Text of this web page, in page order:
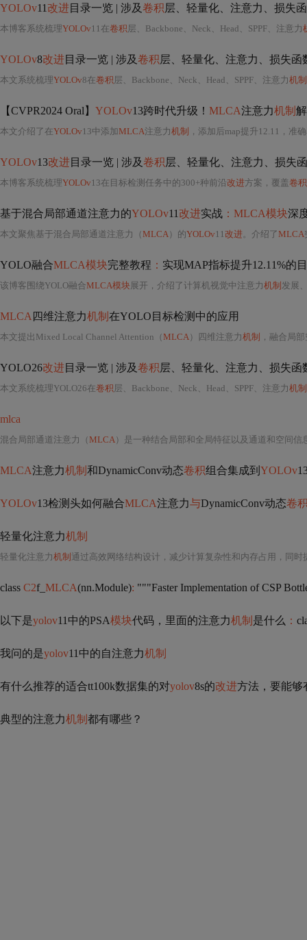
YOLOv11改进 目录一览 | 涉及卷积层、轻量化、注意力、损失函数、
本博客系统梳理YOLOv 11在卷积 层、Backbone、Neck、Head、SPPF、注意力
YOLOv8改进 目录一览 | 涉及卷积层、轻量化、注意力、损失函数、
本文系统梳理YOLOv8在卷积 层、Backbone、Neck、Head、SPPF、注意力机制
【CVPR2024 Oral】 YOLOv13跨时代升级！ MLCA注意力机制
本文介绍了在YOLOv 13中添加MLCA注意力机制 ，添加后map提升12.11，准
YOLOv13改进 目录一览 | 涉及卷积层、轻量化、注意力、损失函数、
本博客系统梳理YOLOv 13在目标检测任务中的300+种前沿改进方案，覆盖 卷积
基于混合局部通道注意力的YOLOv11改进实战 ：MLCA模块深
本文聚焦基于混合局部通道注意力（MLCA）的YOLOv 11改进。介绍了MLCA
YOLO融合MLCA模块完整教程 ： 实现MAP指标提升12.11%的
该博客围绕YOLO融合MLCA模块 展开，介绍了计算机视觉中注意力机制 发展、
MLCA 四维注意力机制 在YOLO目标检测中的应用
本文提出Mixed Local Channel Attention（MLCA）四维注意力机制 ，融合局
YOLO26改进 目录一览 | 涉及卷积层、轻量化、注意力、损失函数、
本文系统梳理YOLO26在卷积 层、Backbone、Neck、Head、SPPF、注意力机制
mlca
混合局部通道注意力（MLCA）是一种结合局部和全局特征以及通道和空间信
MLCA注意力机制 和DynamicConv动态卷积组合集成到 YOLOv
YOLOv13检测头如何融合MLCA注意力与DynamicConv动态卷
轻量化注意力机制
轻量化注意力机制 通过高效网络结构设计，减少计算复杂性和内存占用，同
class C2f_ MLCA(nn.Module): """Faster Implementation of CSP
以下是yolov11中的PSA模块代码，里面的注意力机制 是什么 ：
我问的是yolov11中的自注意力机制
有什么推荐的适合tt100k数据集的对yolov8s的改进方法，要能够
典型的注意力机制 都有哪些？